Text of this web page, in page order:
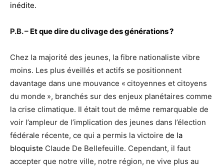
inédite.
P.B. – Et que dire du clivage des générations ?
Chez la majorité des jeunes, la fibre nationaliste vibre
moins. Les plus éveillés et actifs se positionnent
davantage dans une mouvance « citoyennes et citoyens
du monde », branchés sur des enjeux planétaires comme
la crise climatique. Il était tout de même remarquable de
voir l’ampleur de l’implication des jeunes dans l’élection
fédérale récente, ce qui a permis la victoire de la
bloquiste Claude De Bellefeuille. Cependant, il faut
accepter que notre ville, notre région, ne vive plus au